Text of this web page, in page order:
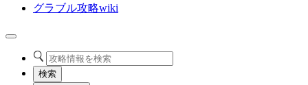
グラブル攻略wiki
検索